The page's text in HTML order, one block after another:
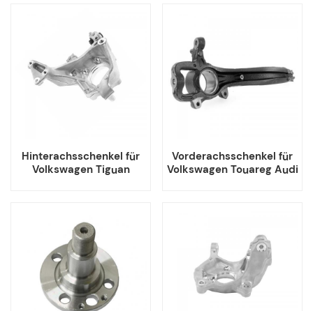
português
Hinterachsschenkel für
Volkswagen Tiguan
Vorderachsschenkel für
Volkswagen Touareg Audi